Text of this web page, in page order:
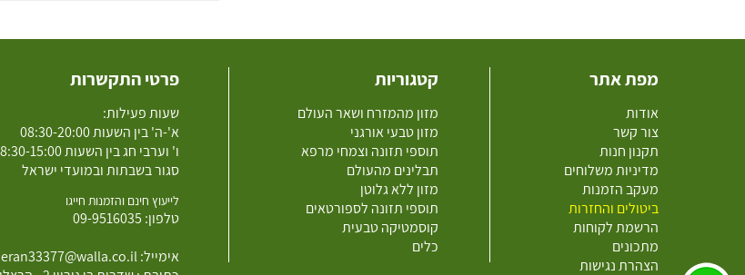
מפת אתר
אודות
צור קשר
תקנון חנות
מדיניות משלוחים
מעקב הזמנות
ביטולים והחזרות
הרשמת לקוחות
מתכונים
הצהרת נגישות
קטגוריות
מזון מהמזרח ושאר העולם
מזון טבעי אורגני
תוספי תזונה וצמחי מרפא
תבלינים מהעולם
מזון ללא גלוטן
תוספי תזונה לספורטאים
קוסמטיקה טבעית
כלים
פרטי התקשרות
שעות פעילות:
א'-ה' בין השעות 08:30-20:00
ו' וערבי חג בין השעות 08:30-15:00
סגור בשבתות ובמועדי ישראל
לייעוץ חינם והזמנות חייגו
טלפון: 09-9516035
אימייל:eran33377@walla.co.il